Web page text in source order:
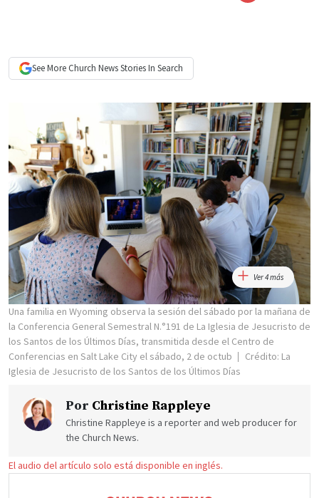
See More Church NewsStories In Search
Ver 4 más
Una familia en Wyoming observa la sesión del sábado por la mañana de
la Conferencia General Semestral N.°191 de La Iglesia de Jesucristo de
los Santos de los Últimos Días, transmitida desde el Centro de
Conferencias en Salt Lake City el sábado, 2 de octub
Crédito: La
Iglesia de Jesucristo de los Santos de los Últimos Días
Por Christine Rappleye
Christine Rappleye is a reporter and web producer for
the Church News.
El audio del artículo solo está disponible en inglés.